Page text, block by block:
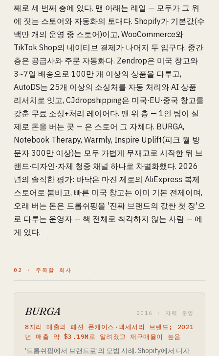
째로 세 번째 층에 있다. 맨 아래는 레일 — 모두가 그 위
에 짓는 스토어와 자동화의 토대다. Shopify가 기본값(수
백만 개의 운영 중 스토어)이고, WooCommerce와
TikTok Shop의 네이티브 결제가 나머지 두 입구다. 중간
층은 공급사와 주문 자동화다. Zendrop은 미국 창고와
3~7일 배송으로 100만 개 이상의 상품을 다루고,
AutoDS는 25개 이상의 소싱처를 자동 처리와 AI 상품
리서치로 잇고, CJdropshipping은 미국·EU·중국 창고를
갖춘 무료 소싱+처리 레이어다. 맨 위 층 — 1인 팀이 실
제로 돈을 버는 곳 — 은 스토어 그 자체다. BURGA,
Notebook Therapy, Warmly, Inspire Uplift(피크 월 방
문자 300만 이상)는 모두 가볍게 무재고로 시작한 뒤 브
랜드·디자인·자체 청중 채널 하나로 차별화했다. 2026
년의 솔직한 평가: 바닥은 마진 제로의 AliExpress 복제
스토어로 붐비고, 빠른 미국 창고는 이미 기본 전제이며,
오래 버는 돈은 드롭쉬핑을 '진짜 브랜드의 값싼 첫 장'으
로 다루는 운영자 — 책 전체로 착각하지 않는 사람 — 에
게 있다.
02 · 주목할 회사
BURGA 2016 · 자력 운영
8자리 매출의 패션 폰케이스·액세서리 브랜드; 2021
년 매출 약 $3.19M로 알려졌고 재구매율이 높음
'드롭쉬핑에서 브랜드로'의 모범 사례. Shopify에서 디자